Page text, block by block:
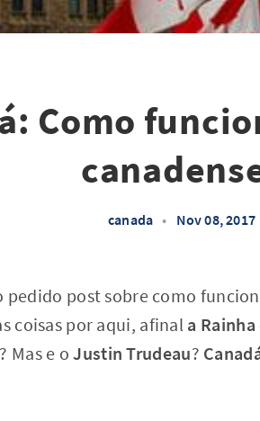
Como
canada • Nov 08, 2017
pedido post sobre como
coisas por aqui, afinal a
? Mas e oJustin Trudeau?